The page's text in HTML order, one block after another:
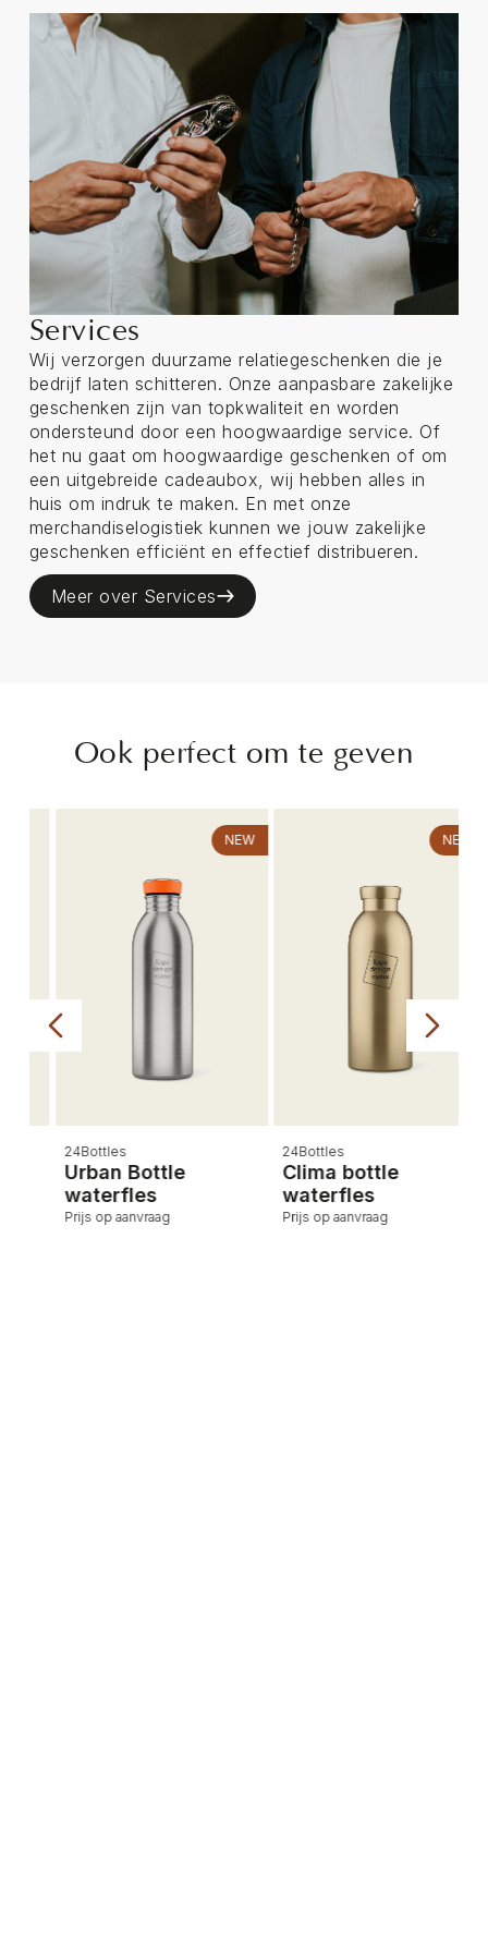
Services
Wij verzorgen duurzame relatiegeschenken die je
bedrijf laten schitteren. Onze aanpasbare zakelijke
geschenken zijn van topkwaliteit en worden
ondersteund door een hoogwaardige service. Of
het nu gaat om hoogwaardige geschenken of om
een uitgebreide cadeaubox, wij hebben alles in
huis om indruk te maken. En met onze
merchandiselogistiek kunnen we jouw zakelijke
geschenken efficiënt en effectief distribueren.
Meer over Services
Ook perfect om te geven
NEW
24Bottles
Urban Bottle
waterfles
Prijs op aanvraag
NEW
24Bottles
Clima bottle
waterfles
Prijs op aanvraag